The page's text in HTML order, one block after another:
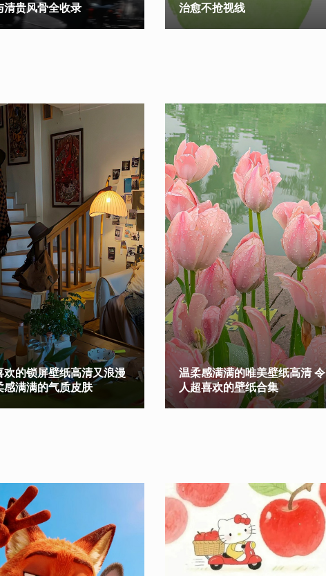
清贵风骨全收录
治愈不抢视线
欢的锁屏壁纸高清又浪漫
感满满的气质皮肤
温柔感满满的唯美壁纸高清 令
人超喜欢的壁纸合集